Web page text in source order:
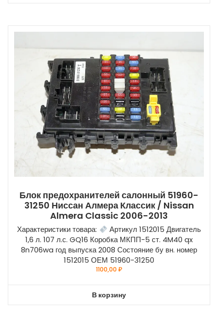
Блок предохранителей салонный 51960-
31250 Ниссан Алмера Классик / Nissan
Almera Classic 2006-2013
Характеристики товара:
Артикул 1512015 Двигатель
1,6 л. 107 л.с. GQ16 Коробка МКПП-5 ст. 4M40 qx
8n706wa год выпуска 2008 Состояние бу вн. номер
1512015 ОЕМ 51960-31250
1100,00₽
В корзину